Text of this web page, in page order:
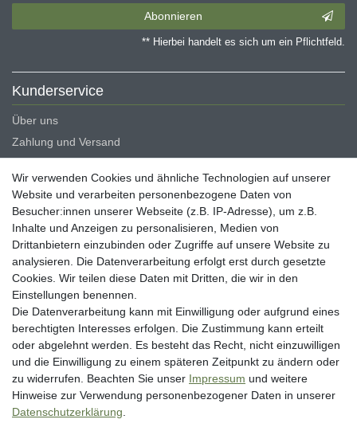
Abonnieren
** Hierbei handelt es sich um ein Pflichtfeld.
Kunderservice
Über uns
Zahlung und Versand
Erklärung zur Barrierefreiheit
Blog
Rechtliche Angaben
Widerrufsrecht
Datenschutzerklärung
AGB
Impressum
Vertrag widerrufen
Unsere Zahlungsarten
Wir verwenden Cookies und ähnliche Technologien auf unserer
Website und verarbeiten personenbezogene Daten von
Besucher:innen unserer Webseite (z.B. IP-Adresse), um z.B.
Inhalte und Anzeigen zu personalisieren, Medien von
Drittanbietern einzubinden oder Zugriffe auf unsere Website zu
analysieren. Die Datenverarbeitung erfolgt erst durch gesetzte
Cookies. Wir teilen diese Daten mit Dritten, die wir in den
Einstellungen benennen.
Die Datenverarbeitung kann mit Einwilligung oder aufgrund eines
berechtigten Interesses erfolgen. Die Zustimmung kann erteilt
oder abgelehnt werden. Es besteht das Recht, nicht einzuwilligen
und die Einwilligung zu einem späteren Zeitpunkt zu ändern oder
zu widerrufen. Beachten Sie unser Impressum und weitere
Hinweise zur Verwendung personenbezogener Daten in unserer
Daten­schutz­erklärung